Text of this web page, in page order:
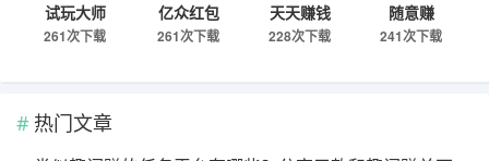
试玩大师
261次下载
亿众红包
261次下载
天天赚钱
228次下载
随意赚
241次下载
热门文章